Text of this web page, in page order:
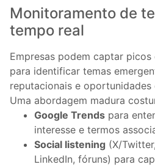
Monitoramento de
tempo real
Empresas podem captar
para identificar temas
reputacionais e
Uma abordagem madura
Google Trends para
interesse e termos
Social listening (X/
LinkedIn, fóruns) para